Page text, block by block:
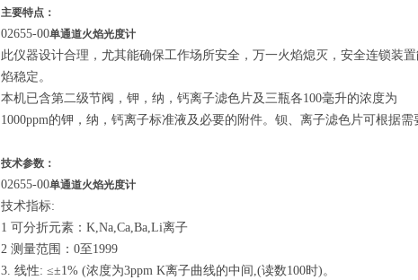
主要特点：
02655-00单通道火焰光度计
此仪器设计合理，尤其能确保工作场所安全，万一火焰熄灭，安全连锁装
焰稳定。
本机已含第二级节阀，钾，纳，钙离子滤色片及三瓶各100毫升的浓度为
1000ppm的钾，纳，钙离子标准液及必要的附件。钡、离子滤色片可根据需
技术参数：
02655-00单通道火焰光度计
技术指标:
1 可分折元素：K,Na,Ca,Ba,Li离子
2 测量范围：0至1999
3. 线性: ≤±1% (浓度为3ppm K离子曲线的中间,(读数100时)。